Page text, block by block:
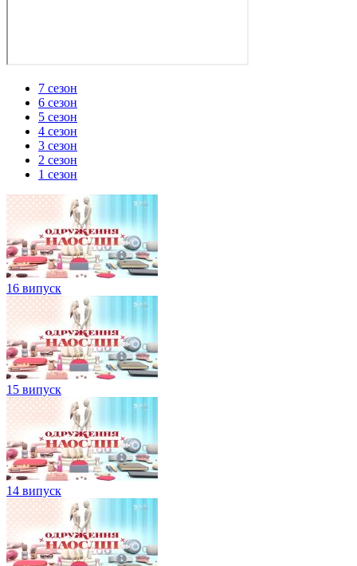
7 сезон
6 сезон
5 сезон
4 сезон
3 сезон
2 сезон
1 сезон
16 випуск
15 випуск
14 випуск